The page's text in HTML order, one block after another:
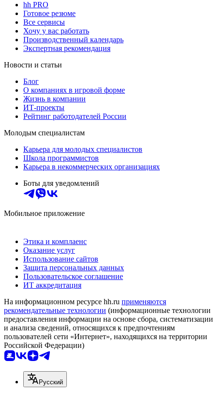
hh PRO
Готовое резюме
Все сервисы
Хочу у вас работать
Производственный календарь
Экспертная рекомендация
Новости и статьи
Блог
О компаниях в игровой форме
Жизнь в компании
ИТ-проекты
Рейтинг работодателей России
Молодым специалистам
Карьера для молодых специалистов
Школа программистов
Карьера в некоммерческих организациях
Боты для уведомлений
Мобильное приложение
Этика и комплаенс
Оказание услуг
Использование сайтов
Защита персональных данных
Пользовательское соглашение
ИТ аккредитация
На информационном ресурсе hh.ru применяются
рекомендательные технологии (информационные технологии
предоставления информации на основе сбора, систематизации
и анализа сведений, относящихся к предпочтениям
пользователей сети «Интернет», находящихся на территории
Российской Федерации)
Русский